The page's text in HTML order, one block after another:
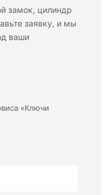
замок, цилиндр
заявку, и мы
ваши
«Ключи